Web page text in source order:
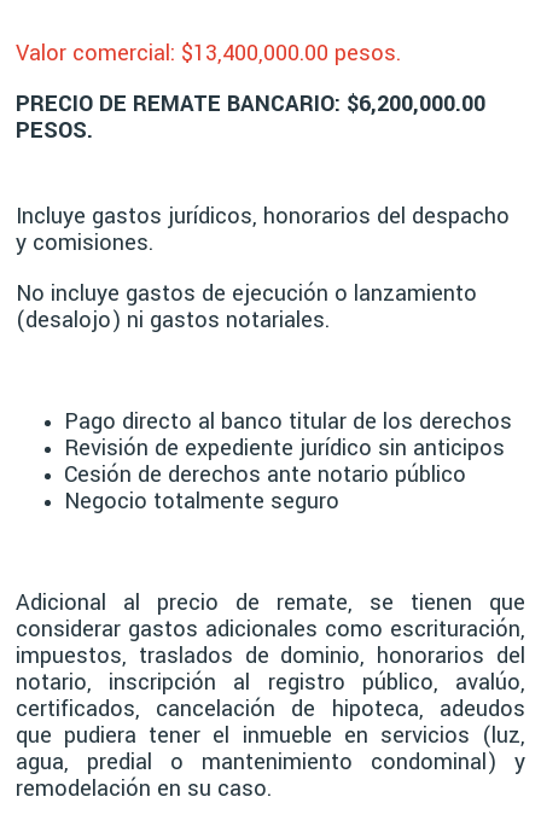
Valor comercial: $13,400,000.00 pesos.
PRECIO DE REMATE BANCARIO: $6,200,000.00
PESOS.
Incluye gastos jurídicos, honorarios del despacho
y comisiones.
No incluye gastos de ejecución o lanzamiento
(desalojo) ni gastos notariales.
Pago directo al banco titular de los derechos
Revisión de expediente jurídico sin anticipos
Cesión de derechos ante notario público
Negocio totalmente seguro
Adicional al precio de remate, se tienen que
considerar gastos adicionales como escrituración,
impuestos, traslados de dominio, honorarios del
notario, inscripción al registro público, avalúo,
certificados, cancelación de hipoteca, adeudos
que pudiera tener el inmueble en servicios (luz,
agua, predial o mantenimiento condominal) y
remodelación en su caso.